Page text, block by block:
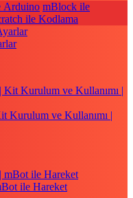
Arduino mBlock ile
ile Kodlama
Kurulum ve Kullanımı |
ile Hareket